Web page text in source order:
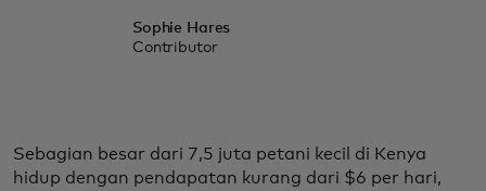
Sophie Hares
Contributor
Sebagian besar dari 7,5 juta petani kecil di Kenya
hidup dengan pendapatan kurang dari $6 per hari,